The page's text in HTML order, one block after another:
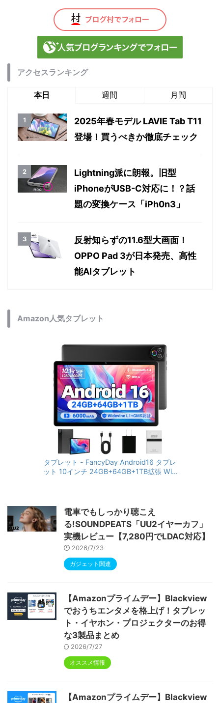
アクセスランキング
本日 週間 月間
2025年春モデル LAVIE Tab T11
登場！買うべきか徹底チェック
Lightning派に朗報。旧型
iPhoneがUSB-C対応に！？話
題の変換ケース「iPh0n3」
反射知らずの11.6型大画面！
OPPO Pad 3が日本発売、高性
能AIタブレット
Amazon人気タブレット
タブレット - FancyDay Android16 タブレ
ット 10インチ 24GB+64GB+1TB拡張 WiFi
RGBライト 児童守護 IPS画面 日本語説明書
電車でもしっかり聴こえ
る!SOUNDPEATS「UU2イヤーカフ」
実機レビュー【7,280円でLDAC対応】
2026/7/23
ガジェット関連
【Amazonプライムデー】Blackview
でおうちエンタメを格上げ！タブレッ
ト・イヤホン・プロジェクターのお得
な3製品まとめ
2026/7/27
オススメ情報
【Amazonプライムデー】Blackview